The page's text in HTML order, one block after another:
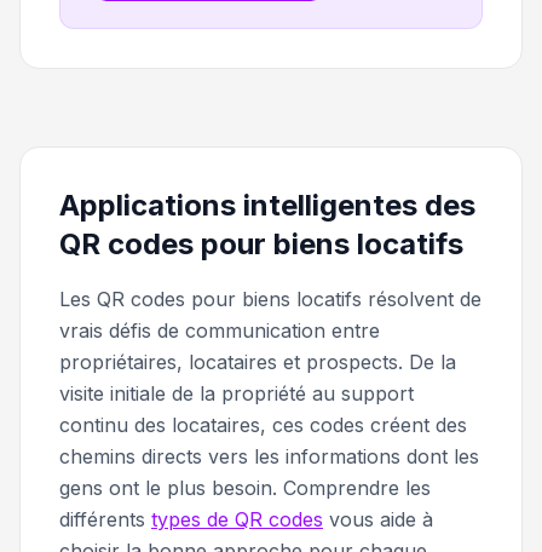
Applications intelligentes des
QR codes pour biens locatifs
Les QR codes pour biens locatifs résolvent de
vrais défis de communication entre
propriétaires, locataires et prospects. De la
visite initiale de la propriété au support
continu des locataires, ces codes créent des
chemins directs vers les informations dont les
gens ont le plus besoin. Comprendre les
différents types de QR codes vous aide à